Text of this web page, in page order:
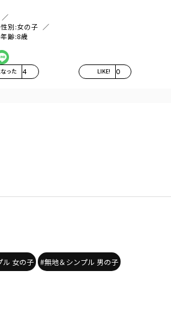
別:女の子
齢:8歳
った 4 LIKE! 0
ル 女の子 #無地＆シンプル 男の子